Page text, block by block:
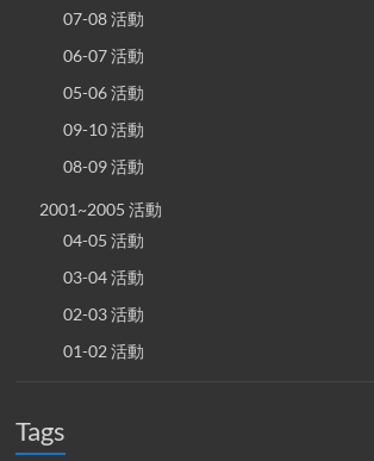
07-08 活動
06-07 活動
05-06 活動
09-10 活動
08-09 活動
2001~2005 活動
04-05 活動
03-04 活動
02-03 活動
01-02 活動
Tags